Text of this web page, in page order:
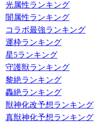
光属性ランキング
闇属性ランキング
コラボ最強ランキング
運枠ランキング
星5ランキング
守護獣ランキング
黎絶ランキング
轟絶ランキング
獣神化改予想ランキング
真獣神化予想ランキング